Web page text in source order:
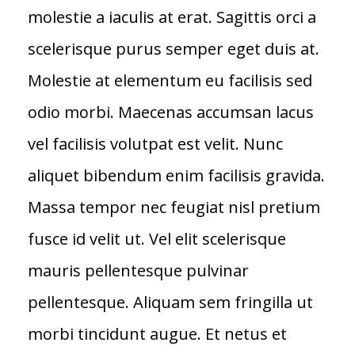
molestie a iaculis at erat. Sagittis orci a
scelerisque purus semper eget duis at.
Molestie at elementum eu facilisis sed
odio morbi. Maecenas accumsan lacus
vel facilisis volutpat est velit. Nunc
aliquet bibendum enim facilisis gravida.
Massa tempor nec feugiat nisl pretium
fusce id velit ut. Vel elit scelerisque
mauris pellentesque pulvinar
pellentesque. Aliquam sem fringilla ut
morbi tincidunt augue. Et netus et